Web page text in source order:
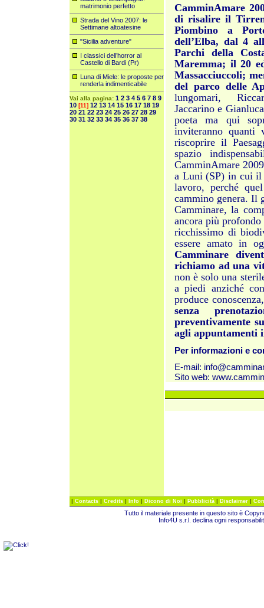
matrimonio perfetto
Strada del Vino 2007: le
Settimane altoatesine
"Sicilia adventure"
I classici dell’horror al
Castello di Bardi (Pr)
Luna di Miele: le proposte per
renderla indimenticabile
Vai alla pagina: 1 2 3 4 5 6 7 8 9
10 [11] 12 13 14 15 16 17 18 19
20 21 22 23 24 25 26 27 28 29
30 31 32 33 34 35 36 37 38
CamminAmare
di risalire il
Piombino a
dell’Elba, dal 4
Parchi della
Maremma; il 20
Massacciuccoli;
del parco delle
lungomari,
Jaccarino e
poeta ma qui
inviteranno quanti
riscoprire il
spazio
CamminAmare
a Luni (SP) in cui il
lavoro, perché
cammino genera. Il
Camminare, la
ancora più
ricchissimo di
essere amato in
Camminare
richiamo ad una
non è solo una
a piedi anziché
produce
senza
preventivamente
agli appuntamenti
Per informazioni e
E-mail:
Sito web:
| Contacts | Credits | Info | Dicono di Noi | Pubblicità | Disclaimer |
Tutto il materiale presente in questo sito è
Info4U s.r.l. declina ogni